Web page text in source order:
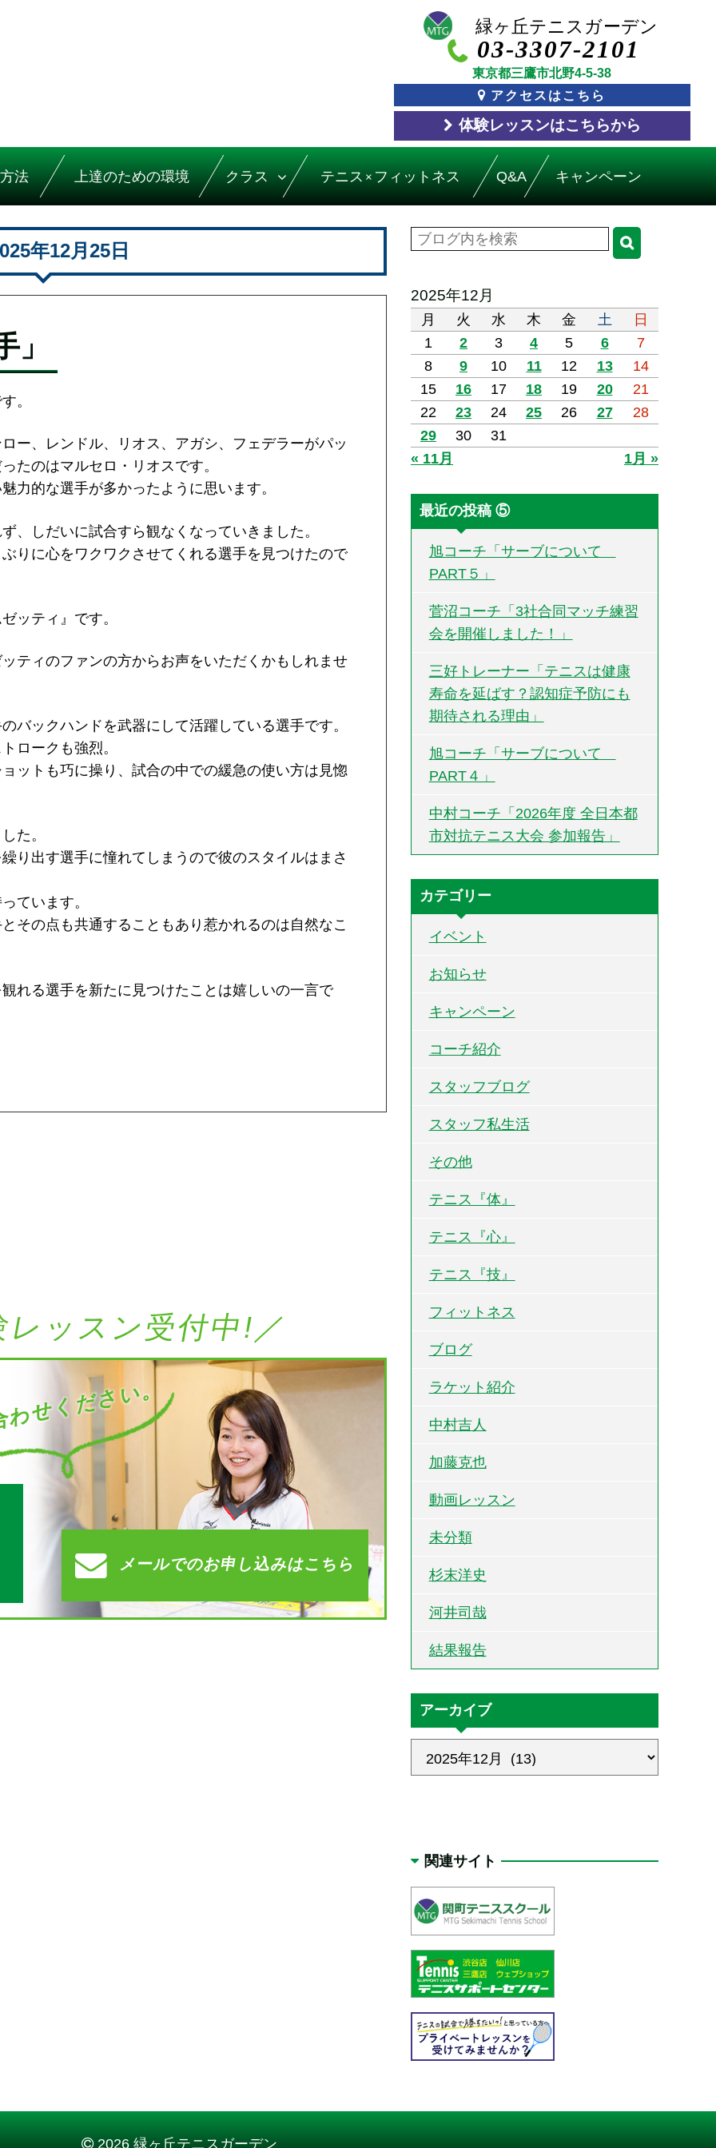
03-3307-2101
東京都三鷹市北野4-5-38
アクセスはこちら
体験レッスンはこちらから
法 上達のための環境 クラス テニス × フィットネス Q&A キャンペーン
年12月25日
。
ー、レンドル、リオス、アガシ、フェデラーがパッ
たのはマルセロ・リオスです。
力的な選手が多かったように思います。
、しだいに試合すら観なくなっていきました。
りに心をワクワクさせてくれる選手を見つけたので
ッティ』です。
ティのファンの方からお声をいただくかもしれませ
バックハンドを武器にして活躍している選手です。
ロークも強烈。
ットも巧に操り、試合の中での緩急の使い方は見惚
た。
り出す選手に憧れてしまうので彼のスタイルはまさ
ています。
その点も共通することもあり惹かれるのは自然なこ
れる選手を新たに見つけたことは嬉しいの一言で
レッスン受付中!／
せください。
メールでのお申し込みはこちら
2025年12月
月 火 水 木 金 土
日
1
2 3 4 5 6
7
8
9 10 11 12 13
14
15
16 17 18 19 20
21
22
23 24 25 26 27
28
29
30
31
« 11月
1月 »
最近の投稿 ⑤
旭コーチ「サーブについて
PART５」
菅沼コーチ「3社合同マッチ練習
会を開催しました！」
三好トレーナー「テニスは健康
寿命を延ばす？認知症予防にも
期待される理由」
旭コーチ「サーブについて
PART４」
中村コーチ「2026年度 全日本都
市対抗テニス大会 参加報告」
カテゴリー
イベント
お知らせ
キャンペーン
コーチ紹介
スタッフブログ
スタッフ私生活
その他
テニス『体』
テニス『心』
テニス『技』
フィットネス
ブログ
ラケット紹介
中村吉人
加藤克也
動画レッスン
未分類
杉末洋史
河井司哉
結果報告
アーカイブ
関連サイト
2026 緑ヶ丘テニスガーデン